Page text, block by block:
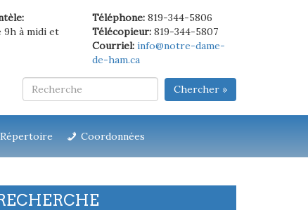
9h à midi et
Téléphone:819-344-5806
Télécopieur:819-344-5807
Courriel: info@notre-dame-
de-ham.ca
Chercher »
Répertoire Coordonnées